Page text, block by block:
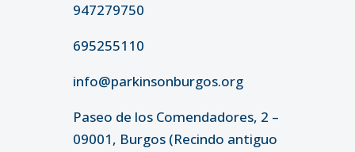
947279750
695255110
info@parkinsonburgos.org
Paseo de los Comendadores, 2 –
09001, Burgos (Recindo antiguo